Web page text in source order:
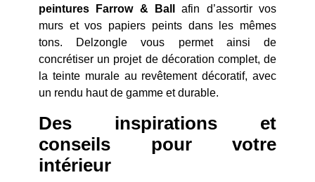
peintures Farrow & Ball
afin d’assortir vos
murs et vos papiers peints dans les mêmes
tons. Delzongle vous permet ainsi de
concrétiser un projet de décoration complet, de
la teinte murale au revêtement décoratif, avec
un rendu haut de gamme et durable.
Des inspirations et
conseils pour votre
intérieur